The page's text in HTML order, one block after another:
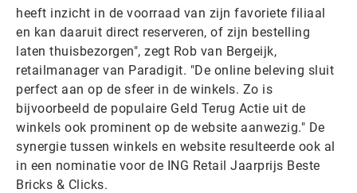
heeft inzicht in de voorraad van zijn favoriete filiaal
en kan daaruit direct reserveren, of zijn bestelling
laten thuisbezorgen", zegt Rob van Bergeijk,
retailmanager van Paradigit. "De online beleving sluit
perfect aan op de sfeer in de winkels. Zo is
bijvoorbeeld de populaire Geld Terug Actie uit de
winkels ook prominent op de website aanwezig." De
synergie tussen winkels en website resulteerde ook al
in een nominatie voor de ING Retail Jaarprijs Beste
Bricks & Clicks.